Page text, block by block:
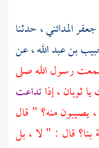
المدائني ،حدثنا
بن عبد الله ،عن
رسول الله صلى
ياثوبان ،إذاتداعت
، يصيبون منه؟ " قال
بنا؟ قال : " لا ، بل